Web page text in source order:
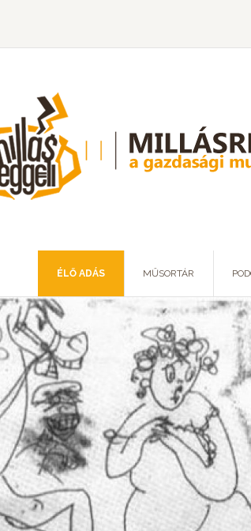
ÉLŐ ADÁS MŰSORTÁR